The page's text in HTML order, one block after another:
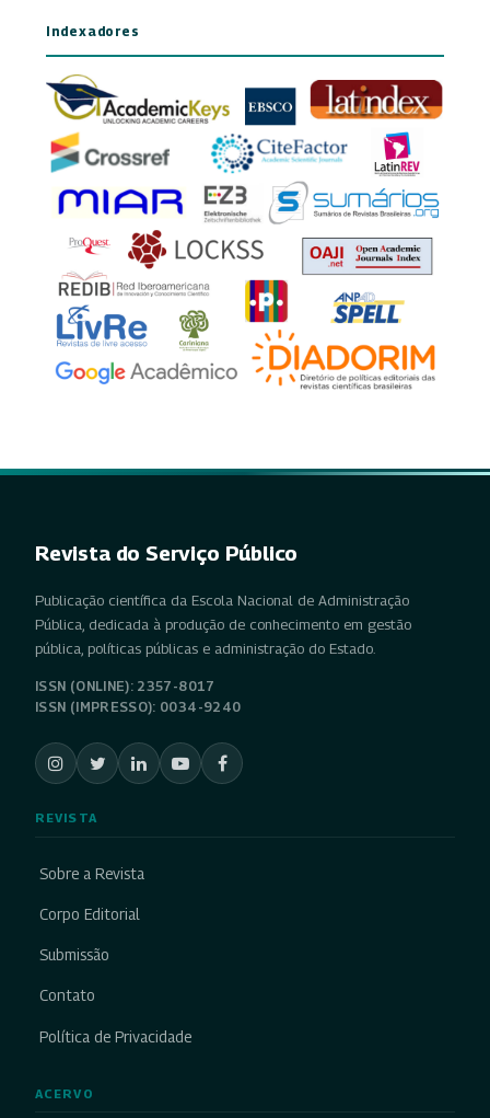
Indexadores
Revista do Serviço Público
Publicação científica da Escola Nacional de Administração
Pública, dedicada à produção de conhecimento em gestão
pública, políticas públicas e administração do Estado.
ISSN (ONLINE): 2357-8017
ISSN (IMPRESSO): 0034-9240
REVISTA
Sobre a Revista
Corpo Editorial
Submissão
Contato
Política de Privacidade
ACERVO